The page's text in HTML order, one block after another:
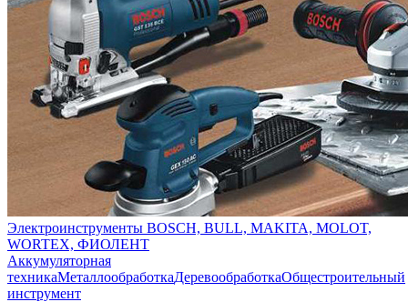
Электроинструменты BOSCH, BULL, MAKITA, MOLOT,
WORTEX, ФИОЛЕНТ
Аккумуляторная
техникаМеталлообработкаДеревообработкаОбщестроительный
инструмент